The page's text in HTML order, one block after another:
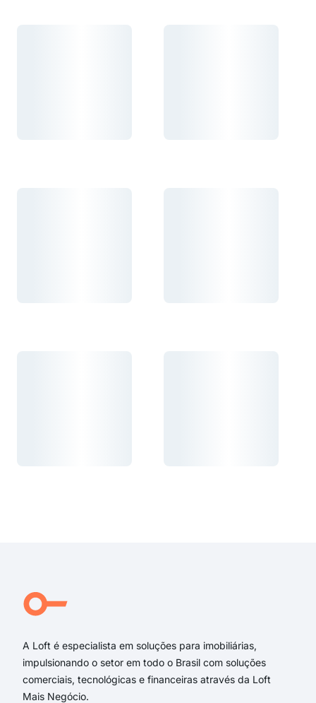
A Loft é especialista em soluções para imobiliárias,
impulsionando o setor em todo o Brasil com soluções
comerciais, tecnológicas e financeiras através da Loft
Mais Negócio.